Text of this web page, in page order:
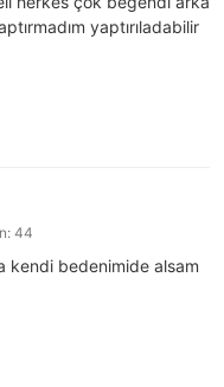
yaptırıladabilir
44
kendi bedenimide alsam